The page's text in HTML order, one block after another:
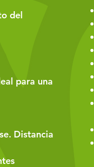
del
para una
Distancia